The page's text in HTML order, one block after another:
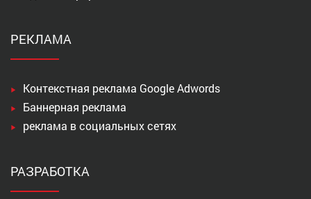
РЕКЛАМА
Контекстная реклама Google Adwords
Баннерная реклама
реклама в социальных сетях
РАЗРАБОТКА